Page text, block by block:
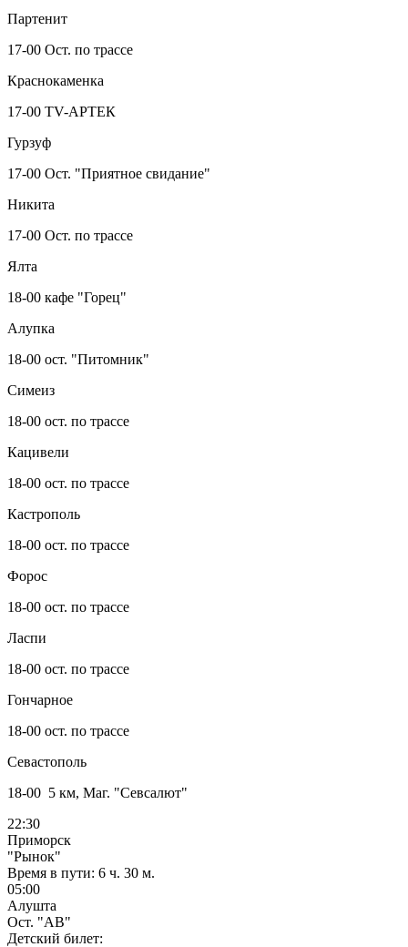
Партенит
17-00 Ост. по трассе
Краснокаменка
17-00 TV-АРТЕК
Гурзуф
17-00 Ост. "Приятное свидание"
Никита
17-00 Ост. по трассе
Ялта
18-00 кафе "Горец"
Алупка
18-00 ост. "Питомник"
Симеиз
18-00 ост. по трассе
Кацивели
18-00 ост. по трассе
Кастрополь
18-00 ост. по трассе
Форос
18-00 ост. по трассе
Ласпи
18-00 ост. по трассе
Гончарное
18-00 ост. по трассе
Севастополь
18-00 5 км, Маг. "Севсалют"
22:30
Приморск
"Рынок"
Время в пути: 6 ч. 30 м.
05:00
Алушта
Ост. "АВ"
Детский билет: